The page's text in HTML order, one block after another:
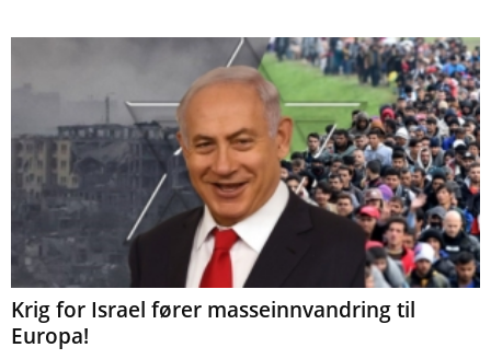
Krig for Israel fører masseinnvandring til
Europa!